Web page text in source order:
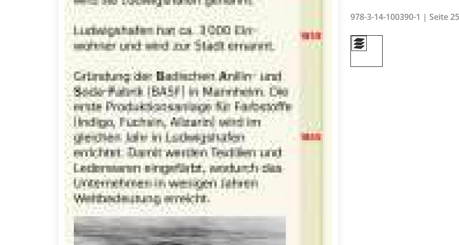
978-3-14-100390-1 | Seite